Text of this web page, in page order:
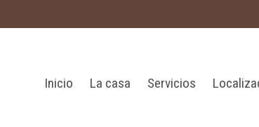
Inicio La casa Servicios